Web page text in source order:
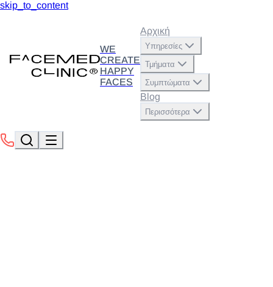
skip_to_content
WE
CREATE
HAPPY
FACES
Αρχική
Υπηρεσίες
Τμήματα
Συμπτώματα
Blog
Περισσότερα